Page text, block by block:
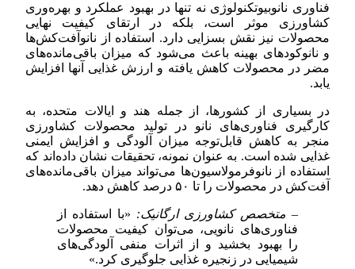
فناوری نانوبیوتکنولوژی نه تنها در بهبود عملکرد و بهره‌وری
کشاورزی موثر است، بلکه در ارتقای کیفیت نهایی
محصولات نیز نقش بسزایی دارد. استفاده از نانوآفت‌کش‌ها
و نانوکودهای بهینه باعث می‌شود که میزان باقی‌مانده‌های
مضر در محصولات کاهش یافته و ارزش غذایی آنها افزایش
یابد.
در بسیاری از کشورها، از جمله هند و ایالات متحده، به
کارگیری فناوری‌های نانو در تولید محصولات کشاورزی
منجر به کاهش قابل‌توجه میزان آلودگی و افزایش ایمنی
غذایی شده است. به عنوان نمونه، تحقیقات نشان داده‌اند که
استفاده از نانوفرمولاسیون‌ها می‌تواند میزان باقی‌مانده‌های
آفت‌کش در محصولات را تا ۵۰ درصد کاهش دهد.
– متخصص کشاورزی ارگانیک: «با استفاده از
فناوری‌های نانویی، می‌توان کیفیت محصولات
را بهبود بخشید و از اثرات منفی آلودگی‌های
شیمیایی در زنجیره غذایی جلوگیری کرد.»